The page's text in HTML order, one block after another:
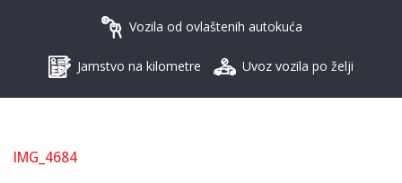
Vozila od ovlaštenih autokuća
Jamstvo na kilometre Uvoz vozila po želji
IMG_4684